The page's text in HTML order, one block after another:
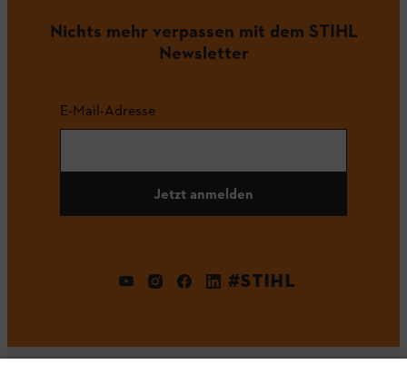
Nichts mehr verpassen mit dem STIHL
Newsletter
E-Mail-Adresse
Jetzt anmelden
#STIHL